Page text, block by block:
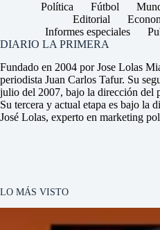
Política Fútbol
Editorial
Informes especiales
DIARIO LA PRIMERA
Fundado en 2004 por Jose Lolas
periodista Juan Carlos Tafur. Su
julio del 2007, bajo la dirección del
Su tercera y actual etapa es bajo la
José Lolas, experto en marketing
LO MÁS VISTO